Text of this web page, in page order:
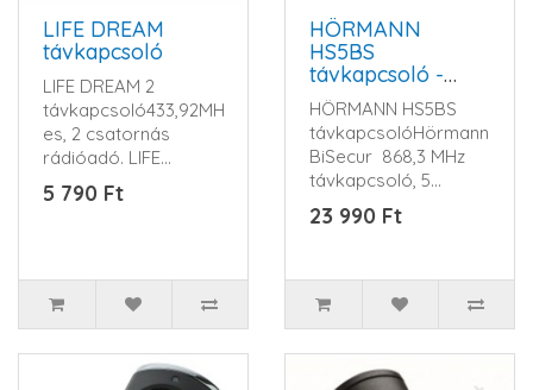
LIFE DREAM
távkapcsoló
LIFE DREAM 2
távkapcsoló433,92MHz-
es, 2 csatornás
rádióadó. LIFE
ugrókód
rendszerrel.DREAMHáz
5 790 Ft
HÖRMANN
HS5BS
távkapcsoló -
868,3 MHz, fehér
HÖRMANN HS5BS
távkapcsolóHörmann
BiSecur 868,3 MHz
távkapcsoló, 5
nyomógombos,
BiSecur rendsz..
23 990 Ft